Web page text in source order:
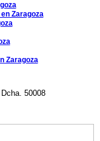
Zaragoza
Zaragoza
50008